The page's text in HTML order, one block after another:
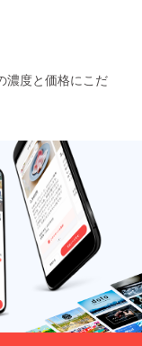
ていた
回目・
３回目
は、メ
ンバー
価格の
10,780
円（税
込）で
美容液
を購入
するこ
とが出
来ま
す。
は、後
させて
いただ
きま
す。 ※
法令に
基づく
医療、
診療行
為では
ござい
ませ
ん。効
果には
個人差
ご予約
ルにて
ご連絡
させて
いただ
きま
す。 ※
法令に
基づく
医療、
診療行
為では
ござい
ませ
背中、
肩甲骨
・仰向
けにな
り、デ
コル
テ、肩
周りの
筋肉の
ほぐし
・その
まま、
ドライ
ヘッド
スパ３
０分 ※
濃度と価格にこだ